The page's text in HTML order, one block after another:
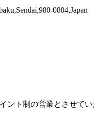
0804,Japan
イント制の営業とさせて